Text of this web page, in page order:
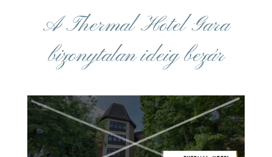
A Thermal Hotel Gara
bizonytalan ideig bezár